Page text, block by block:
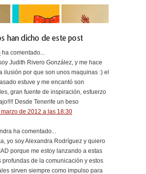
han dicho de este post
ha comentado...
Judith Rivero González, y me hace
ilusión por que son unos maquinas :) el
estuve y me encantó son
gran fuente de inspiración, esfuerzo
Desde Tenerife un beso
de 2012 a las 18:30
ha comentado...
yo soy Alexandra Rodríguez y quiero
porque me estoy lanzando a estas
profundas de la comunicación y estos
sirven siempre como impulso para